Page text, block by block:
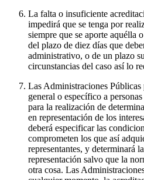
La falta o insuficiente
impedirá que se tenga por
siempre que se aporte aquélla
del plazo de diez días que
administrativo, o de un plazo
circunstancias del caso así lo
Las Administraciones
general o específico a
para la realización de
en representación de los
deberá especificar las
comprometen los que así
representantes, y determinará
representación salvo que la
otra cosa. Las